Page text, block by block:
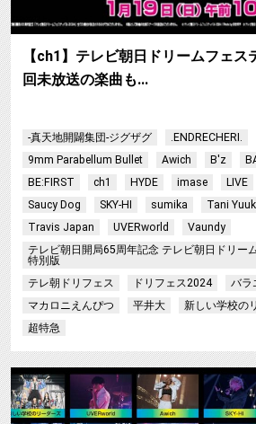
【ch1】テレビ朝日ドリームフェス
回未放送の楽曲も…
-真天地開闢集団-ジグザグ
.ENDRECHERI.
9mm Parabellum Bullet
Awich B'z
BE:FIRST
ch1 HYDE imase LIVE
Saucy Dog
SKY-HI sumika Tani
Travis Japan
UVERworld
Vaundy
テレビ朝日開局65周年記念 テレビ朝日ドリー
特別版
テレ朝ドリフェス
ドリフェス2024
バラ
マカロニえんぴつ
平井大 新しい学校の
超特急